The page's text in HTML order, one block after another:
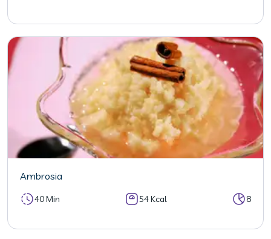
Ambrosia
40 Min 54 Kcal 8